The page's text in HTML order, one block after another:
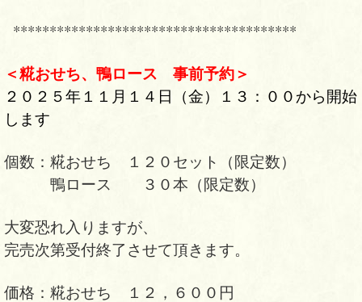
***************************************
＜糀おせち、鴨ロース 事前予約＞
２０２５年１１月１４日（金）１３：００から開始
します
個数：糀おせち １２０セット（限定数）
鴨ロース ３０本（限定数）
大変恐れ入りますが、
完売次第受付終了させて頂きます。
価格：糀おせち １２，６００円